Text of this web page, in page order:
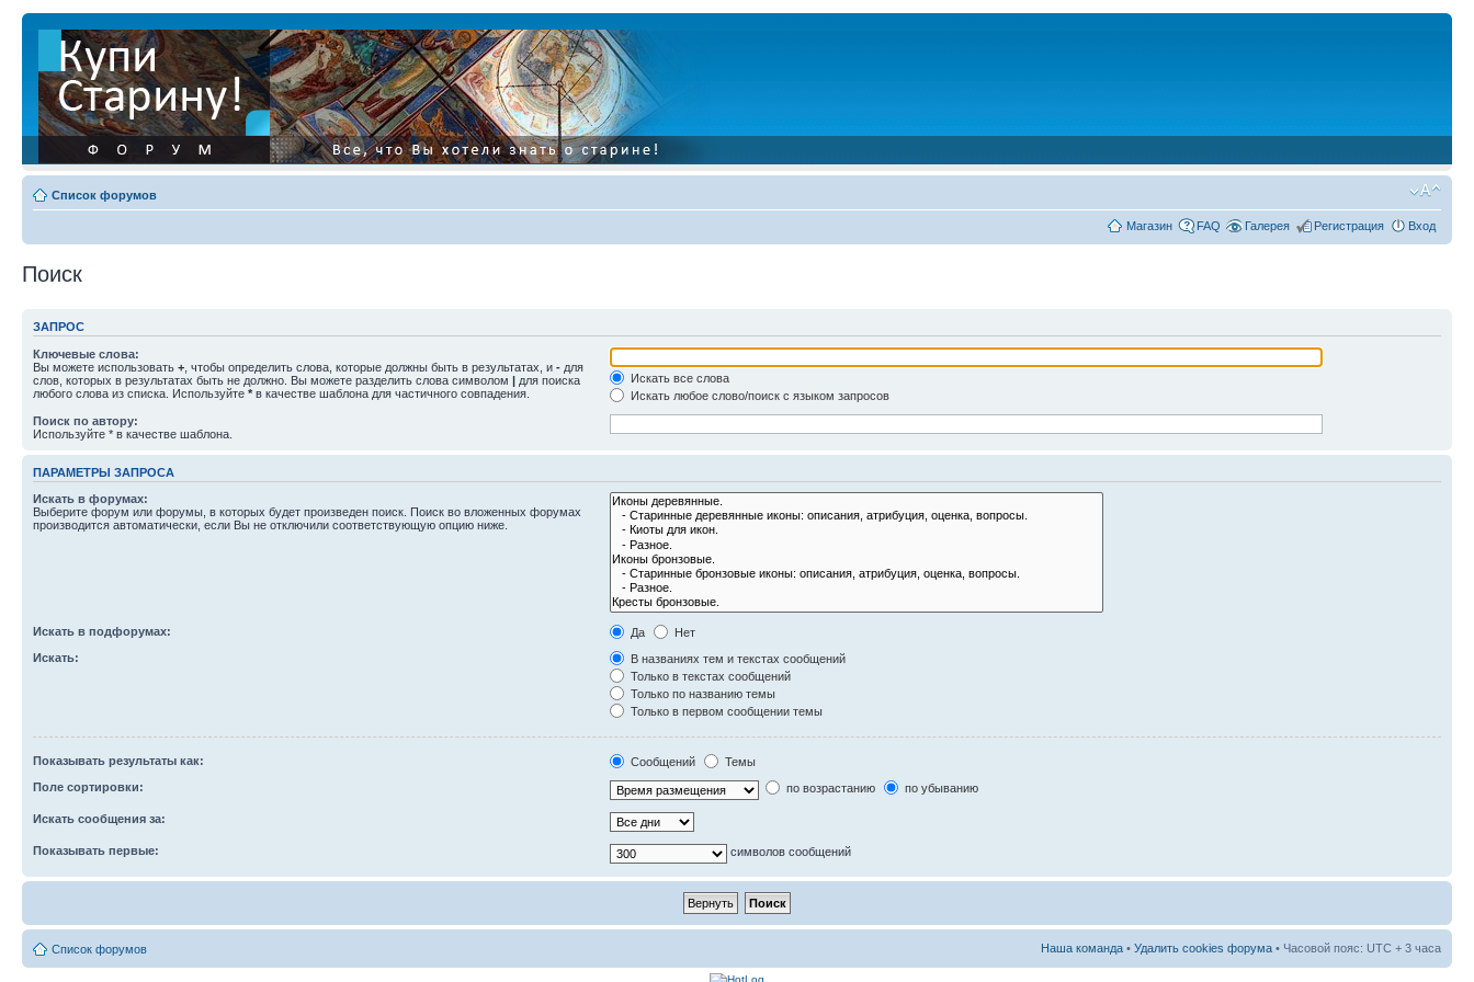
Список форумов
Магазин FAQ Галерея Регистрация Вход
Поиск
ЗАПРОС
Ключевые слова:
Вы можете использовать + , чтобы определить слова, которые должны быть в результатах, и - для
слов, которых в результатах быть не должно. Вы можете разделить слова символом | для поиска
любого слова из списка. Используйте * в качестве шаблона для частичного совпадения.
Искать все слова
Искать любое слово/поиск с языком запросов
Поиск по автору:
Используйте * в качестве шаблона.
ПАРАМЕТРЫ ЗАПРОСА
Искать в форумах:
Выберите форум или форумы, в которых будет произведен поиск. Поиск во вложенных форумах
производится автоматически, если Вы не отключили соответствующую опцию ниже.
Искать в подфорумах: Да
Нет
Искать:
В названиях тем и текстах сообщений
Только в текстах сообщений
Только по названию темы
Только в первом сообщении темы
Показывать результаты как: Сообщений
Темы
Поле сортировки:
по возрастанию по убыванию
Искать сообщения за:
Показывать первые: символов сообщений
Список форумов Наша команда • Удалить cookies форума • Часовой пояс: UTC + 3 часа